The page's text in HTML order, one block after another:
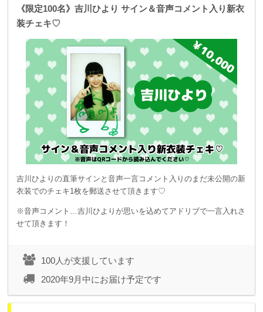
《限定100名》吉川ひより サイン＆音声コメント入り新衣
装チェキ♡
吉川ひよりの直筆サインと音声一言コメント入りのまだ未公開の新
衣装でのチェキ1枚を郵送させて頂きます♡
※音声コメント…吉川ひよりが思いを込めてアドリブで一言入れさ
せて頂きます！
100人が支援しています
2020年9月中にお届け予定です